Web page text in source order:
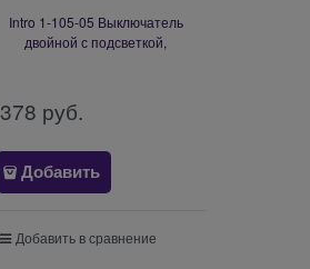
Intro 1-105-05 Выключатель
двойной с подсветкой,
Б0044564
378 руб.
Добавить
Добавить в сравнение